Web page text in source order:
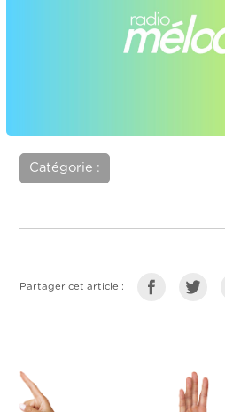
Catégorie :
Partager cet article :